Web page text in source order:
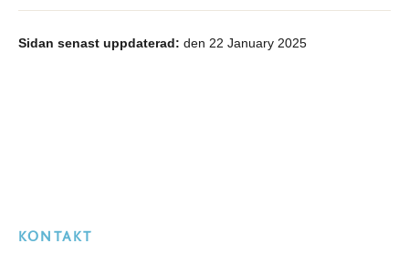
Sidan senast uppdaterad: den 22 January 2025
KONTAKT